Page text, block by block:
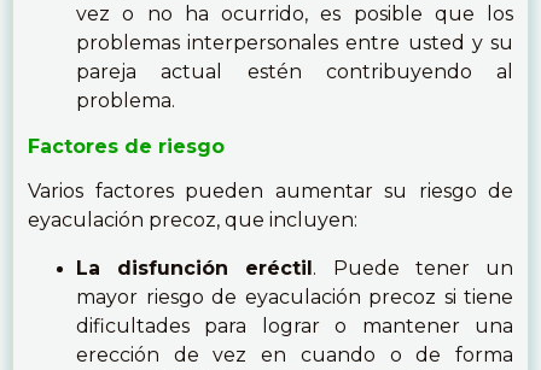
vez o no ha ocurrido, es posible que los
problemas interpersonales entre usted y su
pareja actual estén contribuyendo al
problema.
Factores de riesgo
Varios factores pueden aumentar su riesgo de
eyaculación precoz, que incluyen:
La disfunción eréctil. Puede tener un
mayor riesgo de eyaculación precoz si tiene
dificultades para lograr o mantener una
erección de vez en cuando o de forma